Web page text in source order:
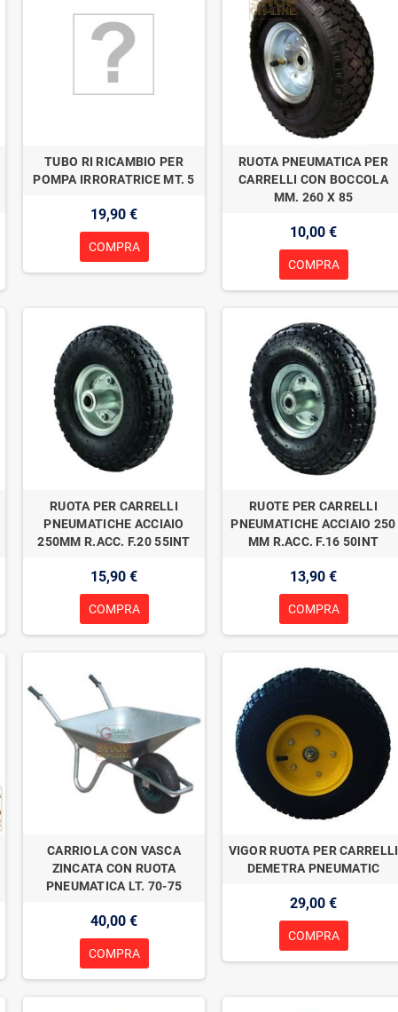
TUBO RI RICAMBIO PER
POMPA IRRORATRICE MT. 5
19,90 €
COMPRA
RUOTA PNEUMATICA PER
CARRELLI CON BOCCOLA
MM. 260 X 85
10,00 €
COMPRA
RUOTA PER CARRELLI
PNEUMATICHE ACCIAIO
250MM R.ACC. F.20 55INT
15,90 €
COMPRA
RUOTE PER CARRELLI
PNEUMATICHE ACCIAIO 250
MM R.ACC. F.16 50INT
13,90 €
COMPRA
CARRIOLA CON VASCA
ZINCATA CON RUOTA
PNEUMATICA LT. 70-75
40,00 €
COMPRA
VIGOR RUOTA PER CARRELLI
DEMETRA PNEUMATIC
29,00 €
COMPRA